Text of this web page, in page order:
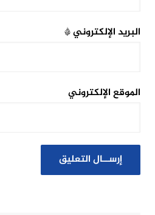
البريد الإلكتروني*
الموقع الإلكتروني